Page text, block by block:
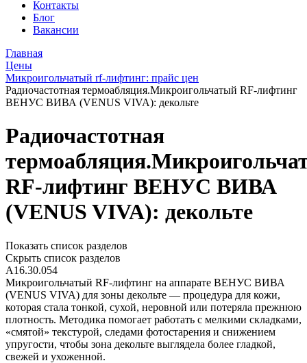
Контакты
Блог
Вакансии
Главная
Цены
Микроигольчатый rf-лифтинг: прайс цен
Радиочастотная термоабляция.Микроигольчатый RF-лифтинг
ВЕНУС ВИВА (VENUS VIVA): декольте
Радиочастотная
RF-лифтинг ВЕНУС ВИВА
(VENUS VIVA): декольте
Показать список разделов
Скрыть список разделов
А16.30.054
Микроигольчатый RF-лифтинг на аппарате ВЕНУС ВИВА
(VENUS VIVA) для зоны декольте — процедура для кожи,
которая стала тонкой, сухой, неровной или потеряла прежнюю
плотность. Методика помогает работать с мелкими складками,
«смятой» текстурой, следами фотостарения и снижением
упругости, чтобы зона декольте выглядела более гладкой,
свежей и ухоженной.